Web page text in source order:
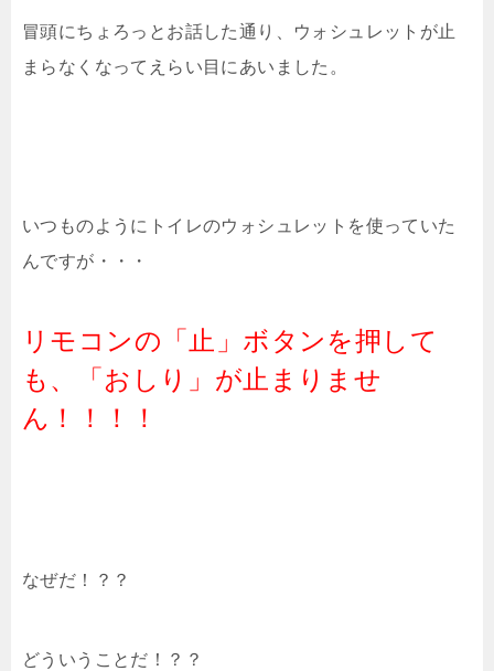
冒頭にちょろっとお話した通り、ウォシュレットが止
まらなくなってえらい目にあいました。
いつものようにトイレのウォシュレットを使っていた
んですが・・・
リモコンの「止」ボタンを押して
も、「おしり」が止まりませ
ん！！！！
なぜだ！？？
どういうことだ！？？